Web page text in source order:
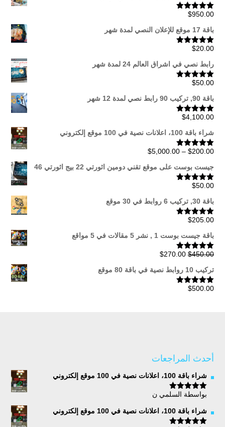
تم التقييم
$950.00
باقة 17 موقع للإعلان النصي لمدة شهر
تم التقييم
$20.00
رابط نصي في اشراق العالم 24 لمدة شهر
تم التقييم
$50.00
باقة 90, تركيب 90 رابط نصي لمدة 12 شهر
تم التقييم$4,100.00
شراء باقة 100، اعلانات نصية في 100 موقع إلكتروني
تم التقييم
$200.00
–
$5,000.00 نطاق
من
خلال
جيست بوست على موقع تقني دومين اثورتي 22 بيج اثورتي 46
تم التقييم
$50.00
باقة 30, تركيب 6 روابط في 30 موقع
تم التقييم
$205.00
باقة جيست بوست 1 , نشر 5 مقالات في 5 مواقع
تم التقييم
$450.00
السعر
الأصلي
هو:
$270.00 السعر
تركيب 10 روابط نصية في باقة 80 موقع
تم التقييم
$500.00
أحدث المراجعات
شراء باقة 100، اعلانات نصية في 100 موقع إلكتروني
تم التقييم5
بواسطة السلمي ن
شراء باقة 100، اعلانات نصية في 100 موقع إلكتروني